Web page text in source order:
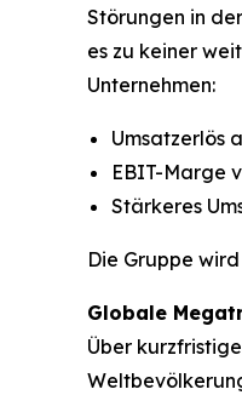
Störungen in
es zu keiner
Unternehmen:
Umsatzerlös
EBIT-Marge
Stärkeres
Die Gruppe
Globale
Über